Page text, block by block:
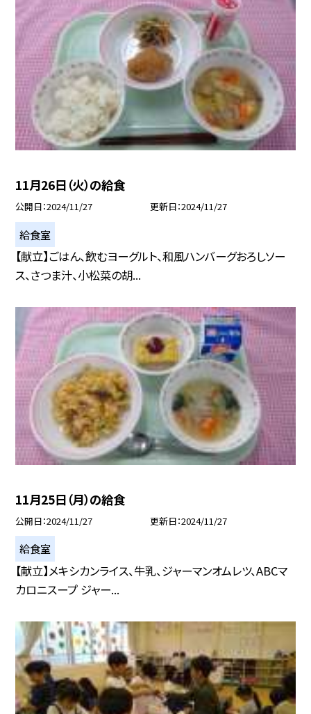
11月26日（火）の給食
公開日 2024/11/27 更新日 2024/11/27
給食室
【献立】ごはん、飲むヨーグルト、和風ハンバーグおろしソー
ス、さつま汁、小松菜の胡...
11月25日（月）の給食
公開日 2024/11/27 更新日 2024/11/27
給食室
【献立】メキシカンライス、牛乳、ジャーマンオムレツ、ABCマ
カロニスープ ジャー...